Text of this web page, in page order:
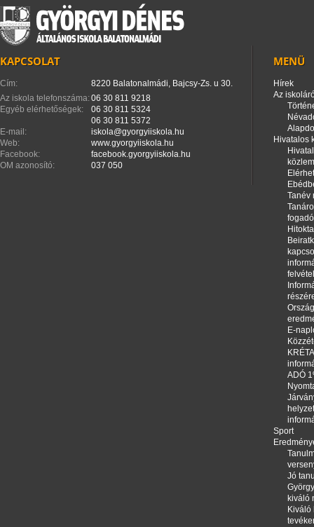
KAPCSOLAT
Cím:
8220 Balatonalmádi, Bajcsy-Zs. u 30.
Az iskola telefonszáma:06 30 811 9218
Egyéb elérhetőségek:
06 30 811 5324
06 30 811 5372
E-mail:
iskola@gyorgyiiskola.hu
Web:
www.gyorgyiiskola.hu
Facebook:
facebook.gyorgyiiskola.hu
OM azonosító:
037 050
MENÜ
Hírek
Az
Hivatalos
Tanév
E-
ADÓ
Sport
Jó
kiváló
Kiváló